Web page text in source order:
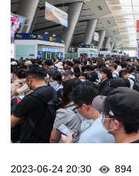
2023-06-24 20:30 894